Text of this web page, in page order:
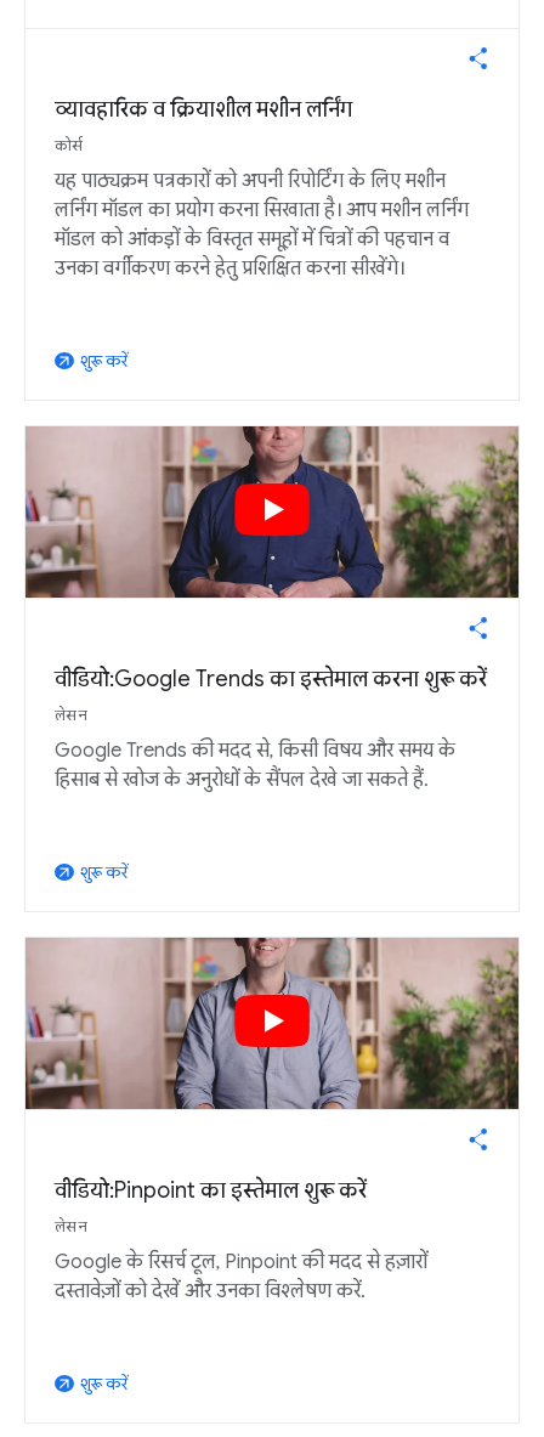
व्यावहारिक व क्रियाशील मशीन लर्निंग
कोर्स
यह पाठ्यक्रम पत्रकारों को अपनी रिपोर्टिंग के लिए मशीन
लर्निंग मॉडल का प्रयोग करना सिखाता है। आप मशीन लर्निंग
मॉडल को आंकड़ों के विस्तृत समूहों में चित्रों की पहचान व
उनका वर्गीकरण करने हेतु प्रशिक्षित करना सीखेंगे।
arrow_outward शुरू करें
वीडियो: Google Trends का इस्तेमाल करना शुरू करें
लेसन
Google Trends की मदद से, किसी विषय और समय के
हिसाब से खोज के अनुरोधों के सैंपल देखे जा सकते हैं.
arrow_outward शुरू करें
वीडियो: Pinpoint का इस्तेमाल शुरू करें
लेसन
Google के रिसर्च टूल, Pinpoint की मदद से हज़ारों
दस्तावेज़ों को देखें और उनका विश्लेषण करें.
arrow_outward शुरू करें